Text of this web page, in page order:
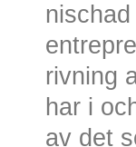
rivning
har i
av det